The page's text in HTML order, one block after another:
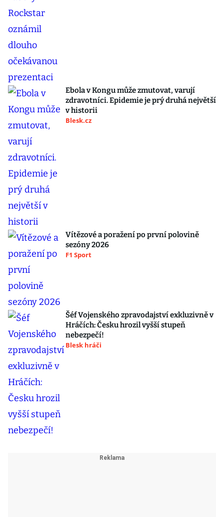
Ebola v Kongu může zmutovat, varují
zdravotníci. Epidemie je prý druhá největší
v historii
Blesk.cz
Vítězové a poražení po první polovině
sezóny 2026
F1 Sport
Šéf Vojenského zpravodajství exkluzivně v
Hráčích: Česku hrozil vyšší stupeň
nebezpečí!
Blesk hráči